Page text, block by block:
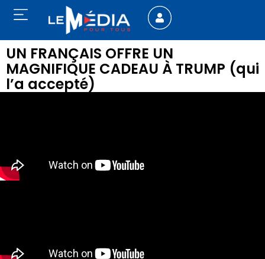
UN FRANÇAIS OFFRE UN
MAGNIFIQUE CADEAU À TRUMP (qui
l’a accepté)